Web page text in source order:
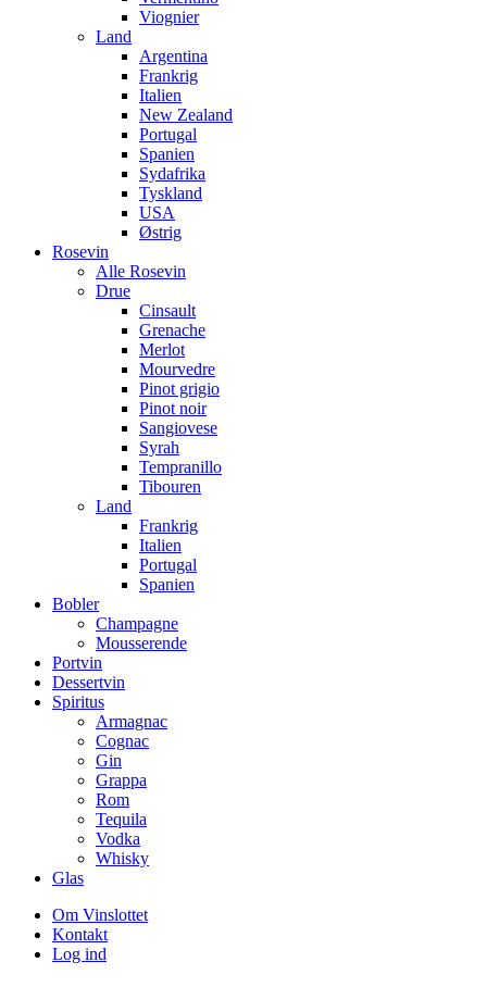
Viognier
Land
Argentina
Frankrig
Italien
New Zealand
Portugal
Spanien
Sydafrika
Tyskland
USA
Østrig
Rosevin
Alle Rosevin
Drue
Cinsault
Grenache
Merlot
Mourvedre
Pinot grigio
Pinot noir
Sangiovese
Syrah
Tempranillo
Tibouren
Land
Frankrig
Italien
Portugal
Spanien
Bobler
Champagne
Mousserende
Portvin
Dessertvin
Spiritus
Armagnac
Cognac
Gin
Grappa
Rom
Tequila
Vodka
Whisky
Glas
Om Vinslottet
Kontakt
Log ind